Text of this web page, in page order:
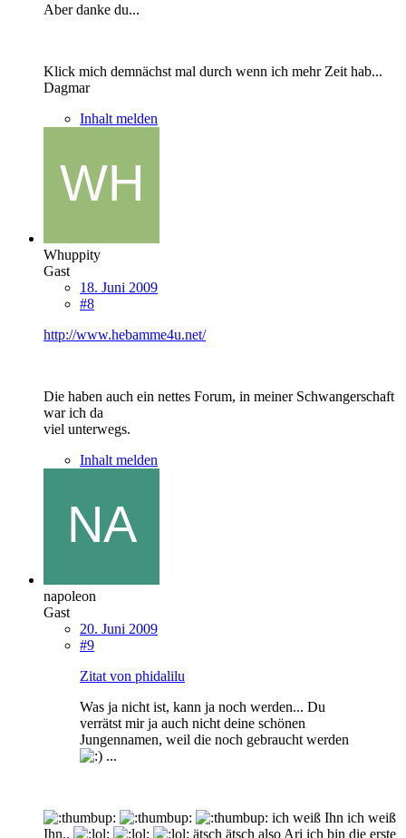
Aber danke du...
Klick mich demnächst mal durch wenn ich mehr Zeit hab...
Dagmar
Inhalt melden
Whuppity
Gast
18. Juni 2009
#8
http://www.hebamme4u.net/
Die haben auch ein nettes Forum, in meiner Schwangerschaft
war ich da
viel unterwegs.
Inhalt melden
napoleon
Gast
20. Juni 2009
#9
Zitat von phidalilu
Was ja nicht ist, kann ja noch werden... Du
verrätst mir ja auch nicht deine schönen
Jungennamen, weil die noch gebraucht werden
...
ich weiß Ihn ich weiß
Ihn..
ätsch ätsch also Ari ich bin die erste